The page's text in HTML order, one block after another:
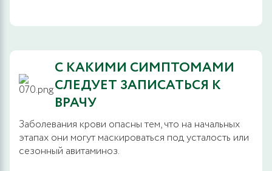
С КАКИМИ СИМПТОМАМИ
СЛЕДУЕТ ЗАПИСАТЬСЯ К
ВРАЧУ
Заболевания крови опасны тем, что на начальных
этапах они могут маскироваться под усталость или
сезонный авитаминоз.